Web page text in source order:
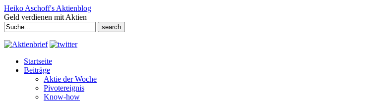
Heiko Aschoff's Aktienblog
Geld verdienen mit Aktien
Search
for:
Startseite
Beiträge
Aktie der Woche
Pivotereignis
Know-how